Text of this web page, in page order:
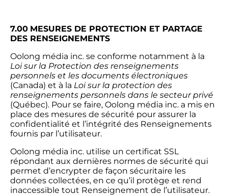
7.00 MESURES DE PROTECTION ET PARTAGE
DES RENSEIGNEMENTS
Oolong média inc. se conforme notamment à la
Loi sur la Protection des renseignements
personnels et les documents électroniques
(Canada) et à la Loi sur la protection des
renseignements personnels dans le secteur privé
(Québec). Pour se faire, Oolong média inc. a mis en
place des mesures de sécurité pour assurer la
confidentialité et l’intégrité des Renseignements
fournis par l’utilisateur.
Oolong média inc. utilise un certificat SSL
répondant aux dernières normes de sécurité qui
permet d’encrypter de façon sécuritaire les
données collectées, en ce qu’il protège et rend
inaccessible tout Renseignement de l’utilisateur.